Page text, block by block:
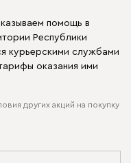
помощь в
Республики
курьерскими службами
оказания ими
других акций на покупку